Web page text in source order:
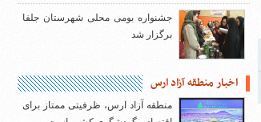
جشنواره بومی محلی شهرستان جلفا
برگزار شد
اخبار منطقه آزاد ارس
منطقه آزاد ارس، ظرفیتی ممتاز برای